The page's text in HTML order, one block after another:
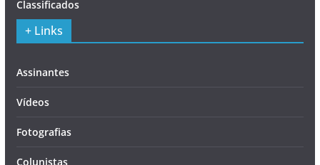
Classificados
+ Links
Assinantes
Vídeos
Fotografias
Colunistas